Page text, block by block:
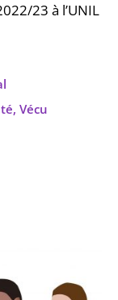
23 à l’UNIL
, Vécu